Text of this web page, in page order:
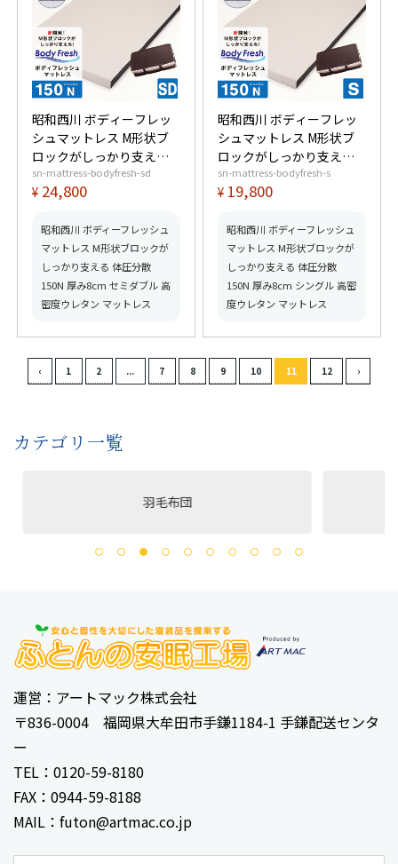
昭和西川 ボディーフレッ
シュマットレス M形状ブ
ロックがしっかり支える
体圧分散 150N 厚み8cm
セミダブル 高密度ウレタ
sn-mattress-bodyfresh-sd
¥ 24,800
昭和西川 ボディーフレッシュ
マットレス M形状ブロックが
しっかり支える 体圧分散
150N 厚み8cm セミダブル 高
密度ウレタン マットレス
昭和西川 ボディーフレッ
シュマットレス M形状ブ
ロックがしっかり支える
体圧分散 150N 厚み8cm
シングル 高密度ウレタン
sn-mattress-bodyfresh-s
¥ 19,800
昭和西川 ボディーフレッシュ
マットレス M形状ブロックが
しっかり支える 体圧分散
150N 厚み8cm シングル 高密
度ウレタン マットレス
カテゴリ一覧
羽毛布団
運営：アートマック株式会社
〒836-0004 福岡県大牟田市手鎌1184-1 手鎌配送センタ
ー
TEL：0120-59-8180
FAX：0944-59-8188
MAIL：futon@artmac.co.jp